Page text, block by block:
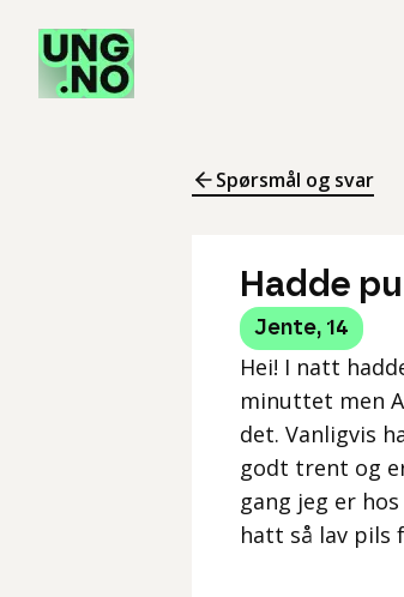
Spørsmål og svar
Hadde
Jente, 14
Hei! I natt
minuttet men
det. Vanligvis
godt trent og
gang jeg er
hatt så lav pils